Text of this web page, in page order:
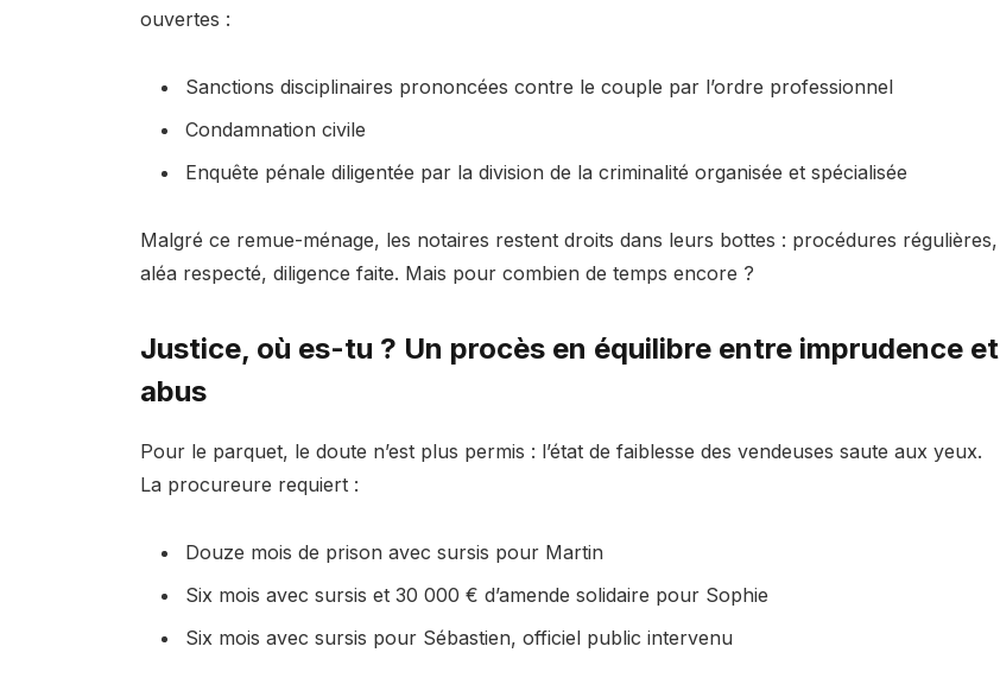
ouvertes :
Sanctions disciplinaires prononcées contre le couple par l’ordre professionnel
Condamnation civile
Enquête pénale diligentée par la division de la criminalité organisée et spécialisée
Malgré ce remue-ménage, les notaires restent droits dans leurs bottes : procédures régulières,
aléa respecté, diligence faite. Mais pour combien de temps encore ?
Justice, où es-tu ? Un procès en équilibre entre imprudence et
abus
Pour le parquet, le doute n’est plus permis : l’état de faiblesse des vendeuses saute aux yeux.
La procureure requiert :
Douze mois de prison avec sursis pour Martin
Six mois avec sursis et 30 000 € d’amende solidaire pour Sophie
Six mois avec sursis pour Sébastien, officiel public intervenu